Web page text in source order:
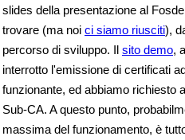
slides della presentazione al
trovare (ma noi ci siamo riusciti),
percorso di sviluppo. Il sito demo,
interrotto l'emissione di certificati
funzionante, ed abbiamo richiesto
Sub-CA. A questo punto,
massima del funzionamento, è